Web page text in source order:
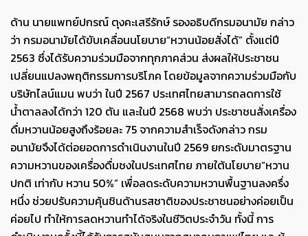
ด้าน นายแพทย์ปกรณ์ ตุงคะเสรีรักษ์ รองอธิบดีกรมอนามัย กล่าว
ว่า กรมอนามัยได้ขับเคลื่อนนโยบาย“หวานน้อยสั่งได้” ตั้งแต่ปี
2563 ซึ่งได้รับความร่วมมือจากทุกภาคส่วน ส่งผลให้ประชาชน
เปลี่ยนแปลงพฤติกรรมการบริโภค โดยข้อมูลจากความร่วมมือกับ
บริษัทไลน์แมน พบว่า ในปี 2567 ประเทศไทยสามารถลดการใช้
น้ำตาลลงได้กว่า 120 ตัน และในปี 2568 พบว่า ประชาชนสั่งเครื่อง
ดื่มหวานน้อยสูงถึงร้อยละ 75 จากความสำเร็จดังกล่าว กรม
อนามัยจึงได้ต่อยอดการดำเนินงานในปี 2569 ยกระดับมาตรฐาน
ความหวานของเครื่องดื่มชงในประเทศไทย ภายใต้นโยบาย“หวาน
ปกติ เท่ากับ หวาน 50%” เพื่อลดระดับความหวานพื้นฐานลงครึ่ง
หนึ่ง ช่วยปรับความคุ้นชินด้านรสชาติของประชาชนอย่างค่อยเป็น
ค่อยไป ทำให้การลดหวานทำได้จริงในชีวิตประจำวัน ทั้งนี้ การ